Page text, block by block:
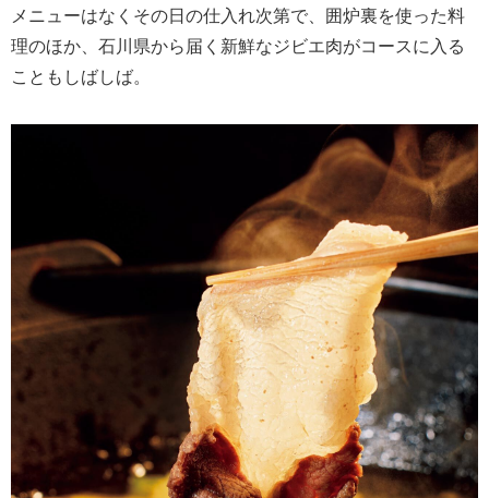
メニューはなくその日の仕入れ次第で、囲炉裏を使った料
理のほか、石川県から届く新鮮なジビエ肉がコースに入る
こともしばしば。